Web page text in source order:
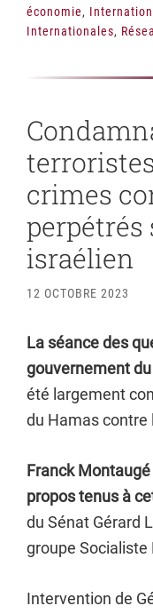
économie,
Internationales,
crimes
perpétrés
israélien
12 OCTOBRE 2023
La séance des
gouvernement
été largement
du Hamas contre
Franck
propos tenus à
du Sénat Gérard
groupe Socialiste
Intervention de